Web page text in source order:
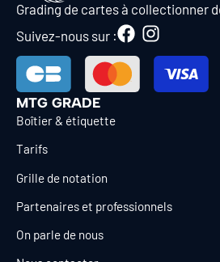
Grading de cartes à collectionner
Suivez-nous sur :
MTG GRADE
Boîtier & étiquette
Tarifs
Grille de notation
Partenaires et professionnels
On parle de nous